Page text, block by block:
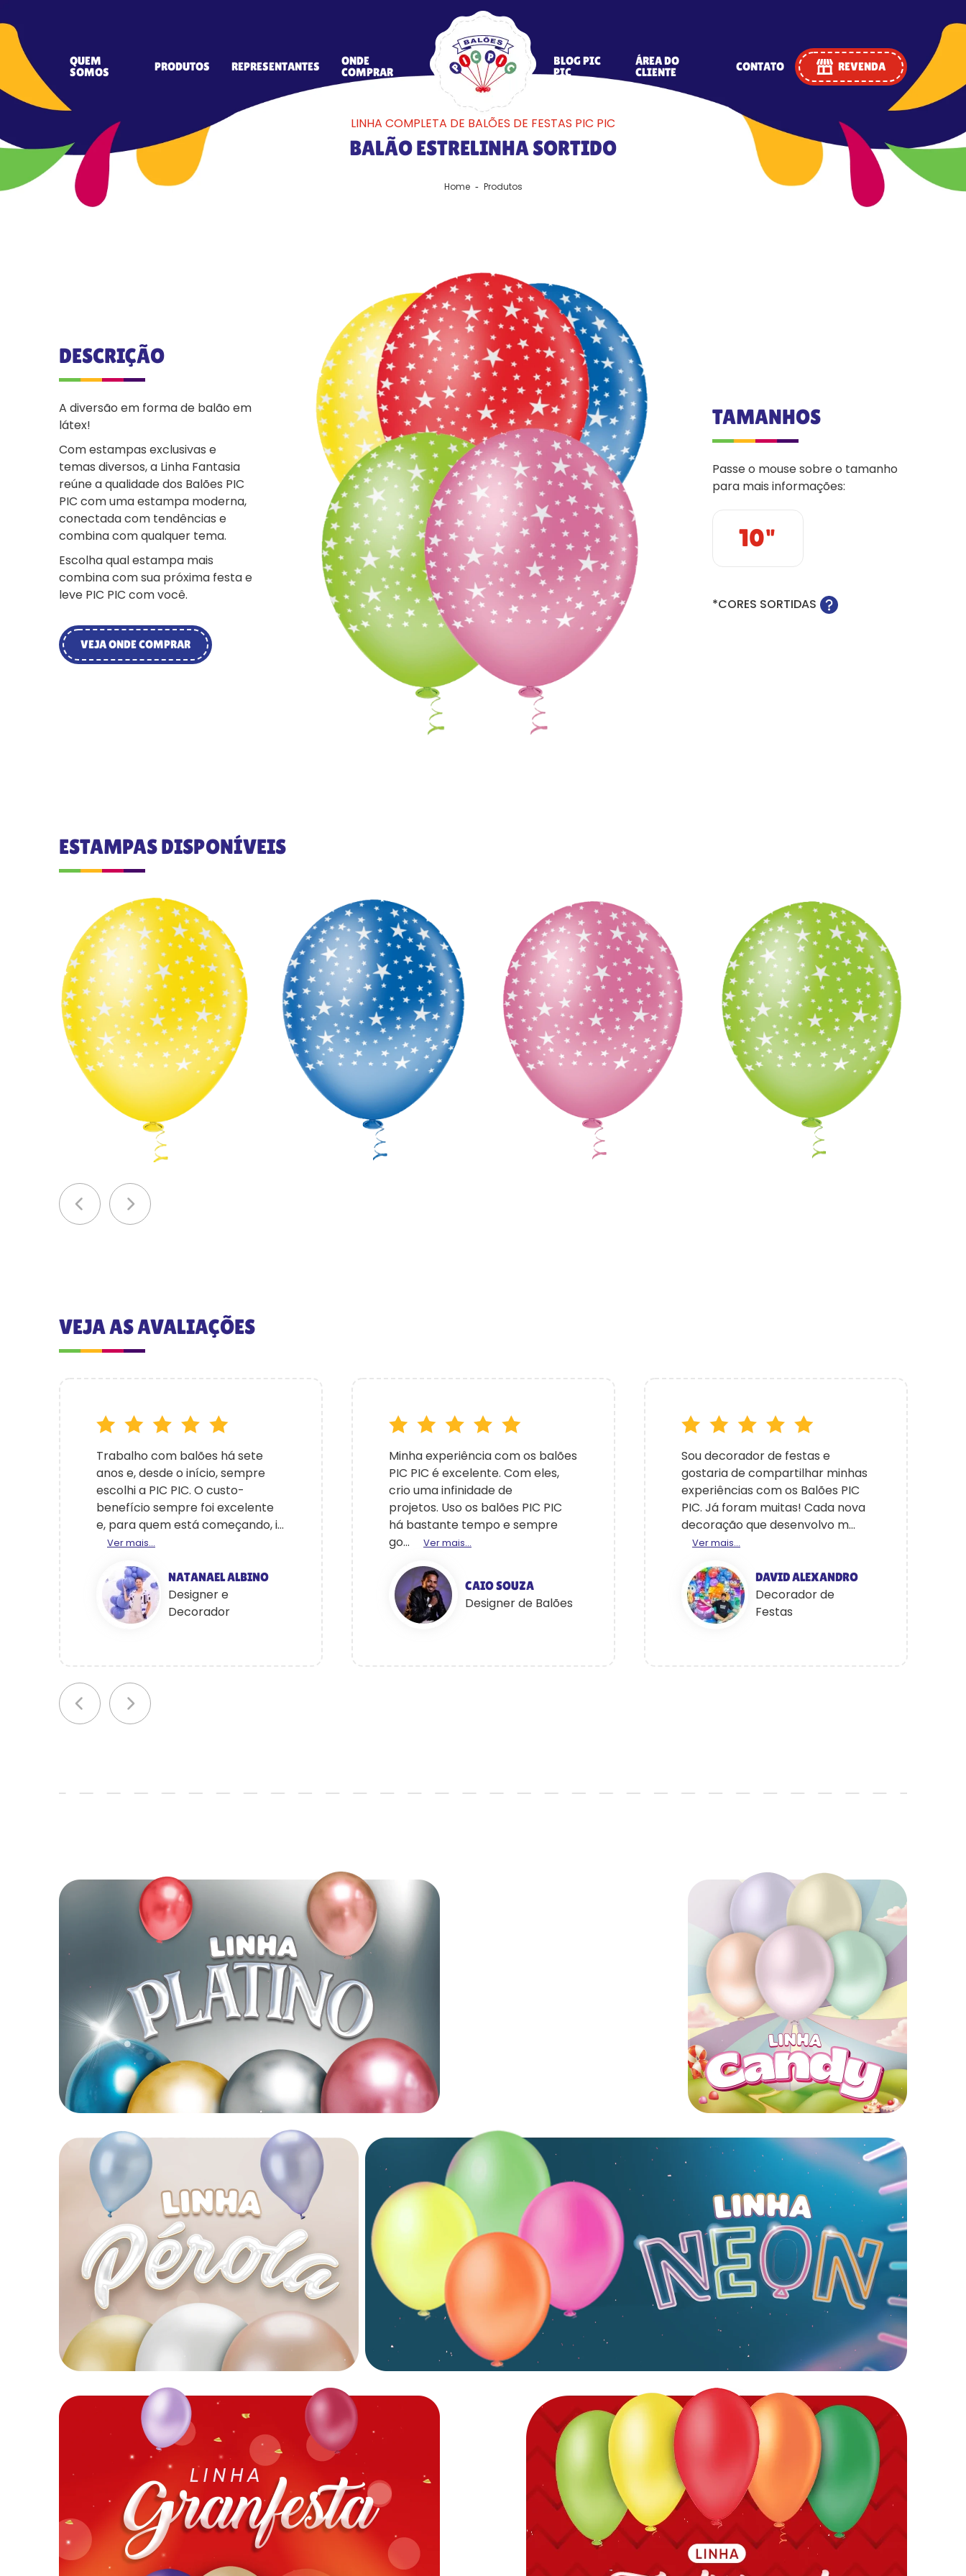
QUEM
SOMOS
PRODUTOS REPRESENTANTES
ONDE
COMPRAR
BLOG PIC
PIC
ÁREA DO
CLIENTE
CONTATO REVENDA
LINHA COMPLETA DE BALÕES DE FESTAS PIC PIC
BALÃO ESTRELINHA SORTIDO
Home Produtos
DESCRIÇÃO
A diversão em forma de balão em
látex!
Com estampas exclusivas e
temas diversos, a Linha Fantasia
reúne a qualidade dos Balões PIC
PIC com uma estampa moderna,
conectada com tendências e
combina com qualquer tema.
Escolha qual estampa mais
combina com sua próxima festa e
leve PIC PIC com você.
VEJA ONDE COMPRAR
TAMANHOS
Passe o mouse sobre o tamanho
para mais informações:
10"
*CORES SORTIDAS
ESTAMPAS DISPONÍVEIS
VEJA AS AVALIAÇÕES
Trabalho com balões há sete
anos e, desde o início, sempre
escolhi a PIC PIC. O custo-
benefício sempre foi excelente
e, para quem está começando, i...
Ver mais...
NATANAEL ALBINO
Designer e
Decorador
Minha experiência com os balões
PIC PIC é excelente. Com eles,
crio uma infinidade de
projetos. Uso os balões PIC PIC
há bastante tempo e sempre
go...
Ver mais...
CAIO SOUZA
Designer de Balões
Sou decorador de festas e
gostaria de compartilhar minhas
experiências com os Balões PIC
PIC. Já foram muitas! Cada nova
decoração que desenvolvo m...
Ver mais...
DAVID ALEXANDRO
Decorador de
Festas